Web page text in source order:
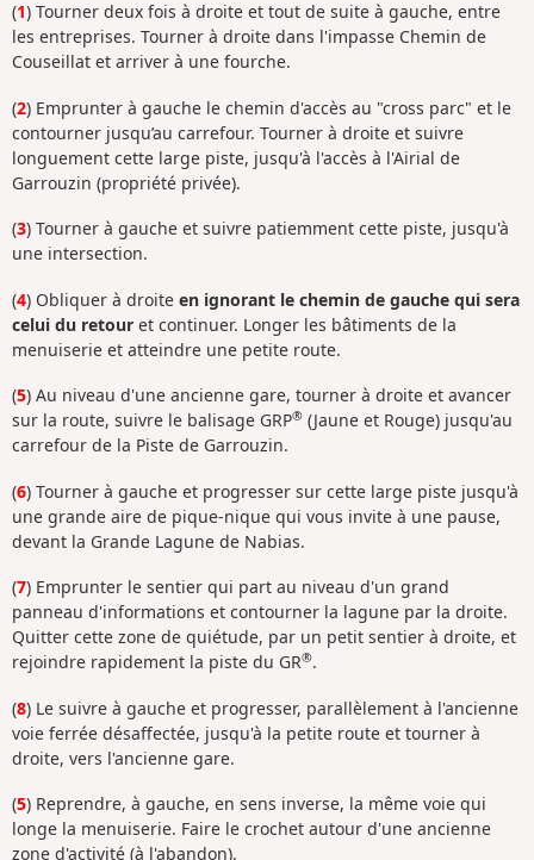
(1) Tourner deux fois à droite et tout de suite à gauche, entre
les entreprises. Tourner à droite dans l'impasse Chemin de
Couseillat et arriver à une fourche.
(2) Emprunter à gauche le chemin d'accès au "cross parc" et le
contourner jusqu’au carrefour. Tourner à droite et suivre
longuement cette large piste, jusqu'à l'accès à l'Airial de
Garrouzin (propriété privée).
(3) Tourner à gauche et suivre patiemment cette piste, jusqu'à
une intersection.
(4) Obliquer à droite en ignorant le chemin de gauche qui sera
celui du retour et continuer. Longer les bâtiments de la
menuiserie et atteindre une petite route.
(5) Au niveau d'une ancienne gare, tourner à droite et avancer
sur la route, suivre le balisage GRP® (Jaune et Rouge) jusqu'au
carrefour de la Piste de Garrouzin.
(6) Tourner à gauche et progresser sur cette large piste jusqu'à
une grande aire de pique-nique qui vous invite à une pause,
devant la Grande Lagune de Nabias.
(7) Emprunter le sentier qui part au niveau d'un grand
panneau d'informations et contourner la lagune par la droite.
Quitter cette zone de quiétude, par un petit sentier à droite, et
rejoindre rapidement la piste du GR®.
(8) Le suivre à gauche et progresser, parallèlement à l'ancienne
voie ferrée désaffectée, jusqu'à la petite route et tourner à
droite, vers l'ancienne gare.
(5) Reprendre, à gauche, en sens inverse, la même voie qui
longe la menuiserie. Faire le crochet autour d'une ancienne
zone d'activité (à l'abandon).